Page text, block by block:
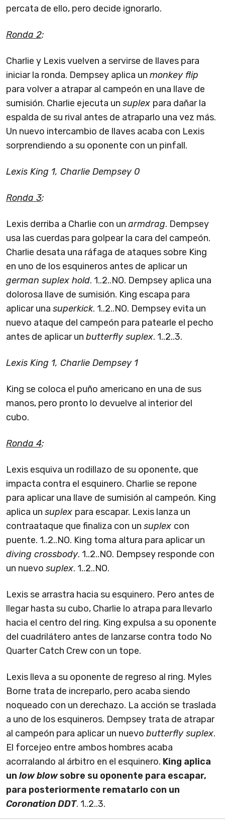
percata de ello, pero decide ignorarlo.
Ronda 2:
Charlie y Lexis vuelven a servirse de llaves para
iniciar la ronda. Dempsey aplica un monkey flip
para volver a atrapar al campeón en una llave de
sumisión. Charlie ejecuta un suplex para dañar la
espalda de su rival antes de atraparlo una vez más.
Un nuevo intercambio de llaves acaba con Lexis
sorprendiendo a su oponente con un pinfall.
Lexis King 1, Charlie Dempsey 0
Ronda 3:
Lexis derriba a Charlie con un armdrag. Dempsey
usa las cuerdas para golpear la cara del campeón.
Charlie desata una ráfaga de ataques sobre King
en uno de los esquineros antes de aplicar un
german suplex hold. 1..2..NO. Dempsey aplica una
dolorosa llave de sumisión. King escapa para
aplicar una superkick. 1..2..NO. Dempsey evita un
nuevo ataque del campeón para patearle el pecho
antes de aplicar un butterfly suplex. 1..2..3.
Lexis King 1, Charlie Dempsey 1
King se coloca el puño americano en una de sus
manos, pero pronto lo devuelve al interior del
cubo.
Ronda 4:
Lexis esquiva un rodillazo de su oponente, que
impacta contra el esquinero. Charlie se repone
para aplicar una llave de sumisión al campeón. King
aplica un suplex para escapar. Lexis lanza un
contraataque que finaliza con un suplex con
puente. 1..2..NO. King toma altura para aplicar un
diving crossbody. 1..2..NO. Dempsey responde con
un nuevo suplex. 1..2..NO.
Lexis se arrastra hacia su esquinero. Pero antes de
llegar hasta su cubo, Charlie lo atrapa para llevarlo
hacia el centro del ring. King expulsa a su oponente
del cuadrilátero antes de lanzarse contra todo No
Quarter Catch Crew con un tope.
Lexis lleva a su oponente de regreso al ring. Myles
Borne trata de increparlo, pero acaba siendo
noqueado con un derechazo. La acción se traslada
a uno de los esquineros. Dempsey trata de atrapar
al campeón para aplicar un nuevo butterfly suplex.
El forcejeo entre ambos hombres acaba
acorralando al árbitro en el esquinero. King aplica
un low blowsobre su oponente para escapar,
para posteriormente rematarlo con un
Coronation DDT. 1..2..3.